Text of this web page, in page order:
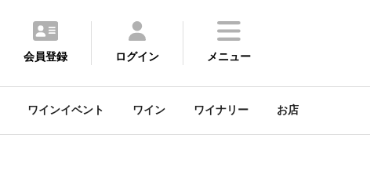
会員登録 ログイン メニュー
ワインイベント ワイン ワイナリー お店